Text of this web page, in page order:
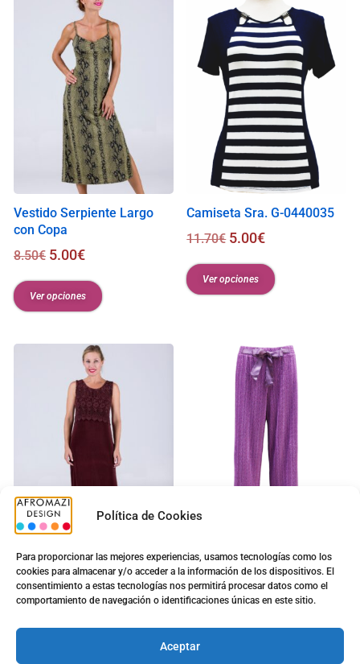
Política de Cookies
Para proporcionar las mejores experiencias, usamos tecnologías como los
cookies para almacenar y/o acceder a la información de los dispositivos. El
consentimiento a estas tecnologías nos permitirá procesar datos como el
comportamiento de navegación o identificaciones únicas en este sitio.
Aceptar
Vestido Serpiente Largo
con Copa
8.50€ 5.00€
Ver opciones
Camiseta Sra. G-0440035
11.70€ 5.00€
Ver opciones
Vestido Encaje Largo Tiro
Ancho
Pantalon Plisado
9.00€ 5.00€